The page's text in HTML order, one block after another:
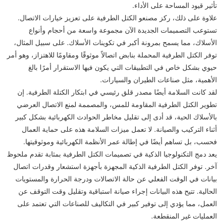
تأثير قيود المساحة على الأداء.
علاوة على ذلك، ركز مصنعو الكتل الطرفية على تعزيز خيارات الاتصال.
تستوعب التصميمات الجديدة الآن مجموعة واسعة من أحجام وأنواع
الأسلاك، مما يسمح بمرونة أكبر في تكوينات الأسلاك. على سبيل المثال،
توفر الكتل الطرفية المحملة بنابض اتصالاً موثوقًا ومقاومًا للاهتزاز، وهو أمر
حيوي بشكل خاص في التطبيقات التي يكون فيها الاستقرار أمرًا بالغ
الأهمية، مثل صناعات الطيران والسيارات.
لقد كانت السلامة أيضًا مصدر قلق رئيسي في ابتكار الكتلة الطرفية. إن
تطوير الكتل الطرفية المقاومة للمس، والمصممة لمنع الاتصال العرضي
بالأسلاك الحية، قد أدى إلى تقليل مخاطر الحوادث الكهربائية بشكل كبير
أثناء التركيب والصيانة. لا تعمل ميزات السلامة هذه على حماية العمال
فحسب، بل تساهم أيضًا في إطالة عمر الأنظمة الكهربائية وموثوقيتها.
يعد دمج التكنولوجيا الذكية في تصميمات الكتل الطرفية بمثابة تقدم ملحوظ
آخر. توفر الكتل الطرفية الذكية المجهزة بأجهزة استشعار وقدرات اتصال
بيانات في الوقت الفعلي عن حالة الاتصالات ودرجة الحرارة والمستويات
الحالية. تتيح هذه البيانات إجراء صيانة استباقية وتقليل وقت التوقف عن
العمل، مما يؤدي إلى توفير كبير في التكاليف للصناعات التي تعتمد على
العمليات غير المنقطعة.